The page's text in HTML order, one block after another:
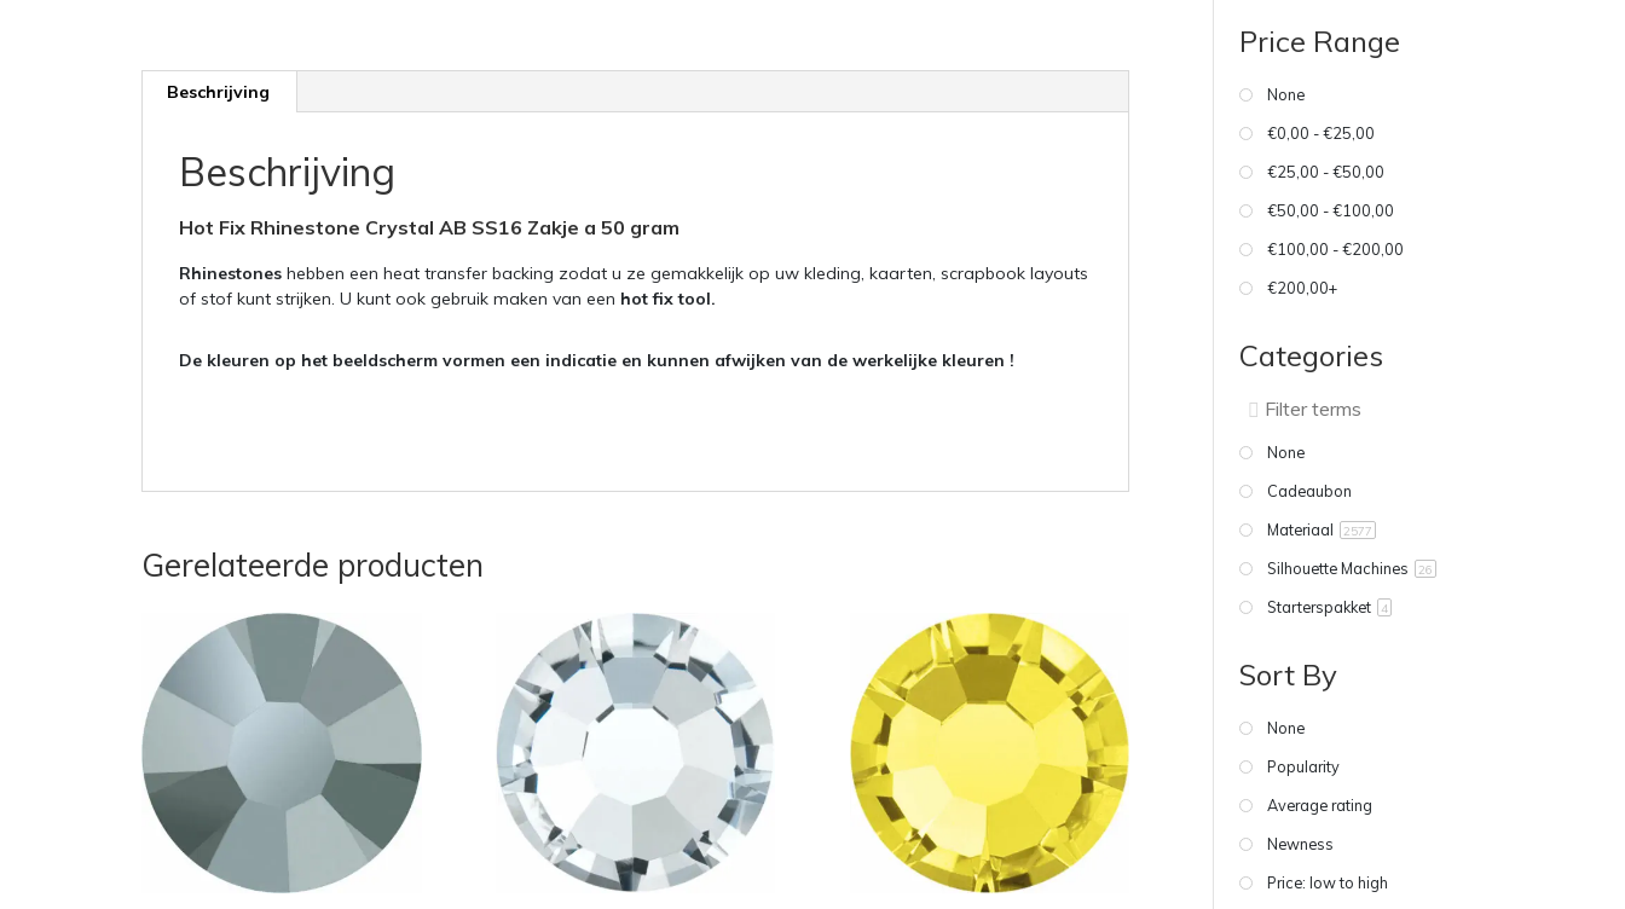
Beschrijving
Beschrijving
Hot Fix Rhinestone Crystal AB SS16 Zakje a 50 gram
Rhinestones hebben een heat transfer backing zodat u ze gemakkelijk op uw kleding, kaarten, scrapbook layouts
of stof kunt strijken. U kunt ook gebruik maken van een hot fix tool.
De kleuren op het beeldscherm vormen een indicatie en kunnen afwijken van de werkelijke kleuren !
Gerelateerde producten
Price Range
None
€0,00 - €25,00
€25,00 - €50,00
€50,00 - €100,00
€100,00 - €200,00
€200,00+
Categories
None
Cadeaubon
Materiaal
2577
Silhouette Machines 26
Starterspakket 4
Sort By
None
Popularity
Average rating
Newness
Price: low to high